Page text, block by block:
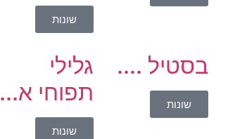
שונות
בסטיל ....
שונות
גלילי
תפוחי א...
שונות